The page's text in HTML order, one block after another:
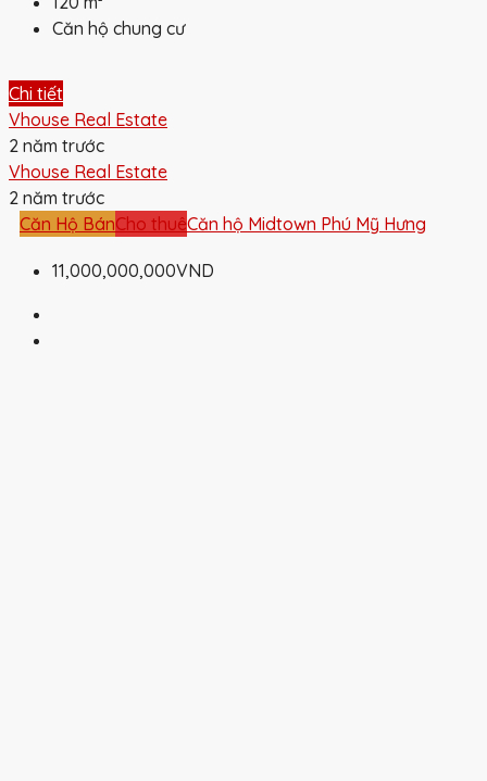
Căn hộ chung cư
Chi tiết
Vhouse Real Estate
2 năm trước
Vhouse Real Estate
2 năm trước
Căn Hộ BánCho thuêCăn hộ Midtown Phú Mỹ Hưng
11,000,000,000VND